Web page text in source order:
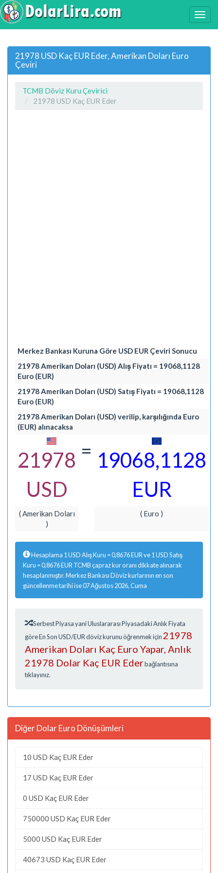
21978 USD Kaç EUR Eder, Amerikan Doları Euro
Çeviri
TCMB Döviz Kuru Çevirici
21978 USD Kaç EUR Eder
Merkez Bankası Kuruna Göre USD EUR Çeviri Sonucu
21978 Amerikan Doları (USD) Alış Fiyatı = 19068,1128
Euro (EUR)
21978 Amerikan Doları (USD) Satış Fiyatı = 19068,1128
Euro (EUR)
21978 Amerikan Doları (USD) verilip, karşılığında Euro
(EUR) alınacaksa
21978
USD
= 19068,1128
EUR
( Amerikan Doları
)
( Euro )
Hesaplama 1 USD Alış Kuru = 0,8676 EUR ve 1 USD Satış
Kuru = 0,8676 EUR TCMB çapraz kur oranı dikkate alınarak
hesaplanmıştır. Merkez Bankası Döviz kurlarının en son
güncellenme tarihi ise 07 Ağustos 2026, Cuma
Serbest Piyasa yani Uluslararası Piyasadaki Anlık Fiyata
göre En Son USD/EUR döviz kurunu öğrenmek için 21978
Amerikan Doları Kaç Euro Yapar, Anlık
21978 Dolar Kaç EUR Ederbağlantısına
tıklayınız.
Diğer Dolar Euro Dönüşümleri
10 USD Kaç EUR Eder
17 USD Kaç EUR Eder
0 USD Kaç EUR Eder
750000 USD Kaç EUR Eder
5000 USD Kaç EUR Eder
40673 USD Kaç EUR Eder